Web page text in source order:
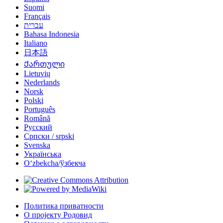
Suomi
Français
עברית
Bahasa Indonesia
Italiano
日本語
Ქართული
Lietuvių
Nederlands
Norsk
Polski
Português
Română
Русский
Српски / srpski
Svenska
Українська
Oʻzbekcha/ўзбекча
Политика приватности
О пројекту Родовид